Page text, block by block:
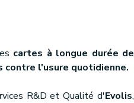
cartes à longue durée de
contre l'usure quotidienne.
R&D et Qualité d'Evolis,